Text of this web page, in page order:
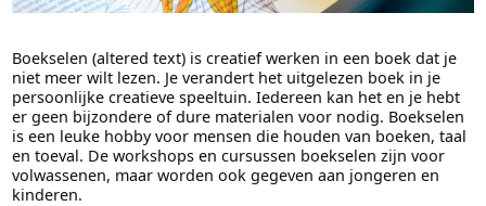
Boekselen (altered text) is creatief werken in een boek dat je
niet meer wilt lezen. Je verandert het uitgelezen boek in je
persoonlijke creatieve speeltuin. Iedereen kan het en je hebt
er geen bijzondere of dure materialen voor nodig. Boekselen
is een leuke hobby voor mensen die houden van boeken, taal
en toeval. De workshops en cursussen boekselen zijn voor
volwassenen, maar worden ook gegeven aan jongeren en
kinderen.